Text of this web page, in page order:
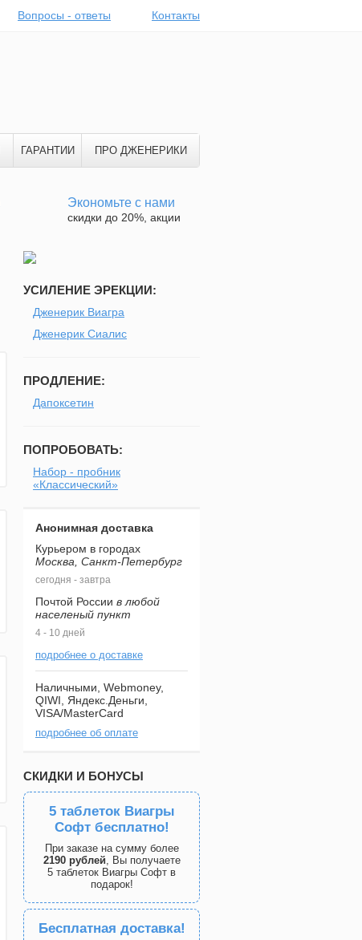
Вопросы - ответы Контакты
ГАРАНТИИ ПРО ДЖЕНЕРИКИ
Экономьте с нами
скидки до 20%, акции
УСИЛЕНИЕ ЭРЕКЦИИ:
Дженерик Виагра
Дженерик Сиалис
ПРОДЛЕНИЕ:
Дапоксетин
ПОПРОБОВАТЬ:
Набор - пробник
«Классический»
Анонимная доставка
Курьером в городах
Москва, Санкт-Петербург
сегодня - завтра
Почтой России в любой
населеный пункт
4 - 10 дней
подробнее о доставке
Наличными, Webmoney,
QIWI, Яндекс.Деньги,
VISA/MasterCard
подробнее об оплате
СКИДКИ И БОНУСЫ
5 таблеток Виагры
Софт бесплатно!
При заказе на сумму более
2190 рублей, Вы получаете
5 таблеток Виагры Софт в
подарок!
Бесплатная доставка!